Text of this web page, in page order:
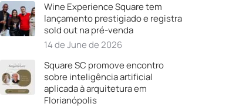
Wine Experience Square tem
lançamento prestigiado e registra
sold out na pré-venda
14 de June de 2026
Square SC promove encontro
sobre inteligência artificial
aplicada à arquitetura em
Florianópolis